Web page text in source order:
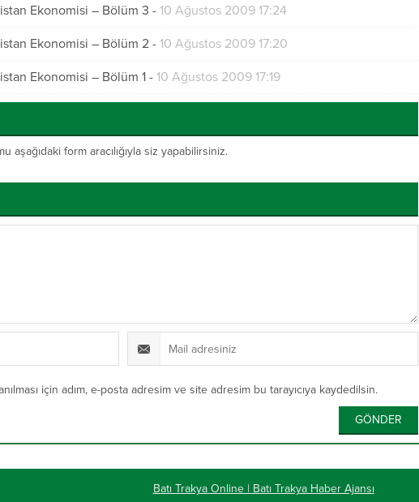
Ekonomisi – Bölüm 3 - 10 Ağustos 2009 17:24
Ekonomisi – Bölüm 2 - 10 Ağustos 2009 17:20
Ekonomisi – Bölüm 1- 10 Ağustos 2009 17:19
aşağıdaki form aracılığıyla siz yapabilirsiniz.
için adım, e-posta adresim ve site adresim bu tarayıcıya kaydedilsin.
Batı Trakya Online | Batı Trakya Haber Ajansı